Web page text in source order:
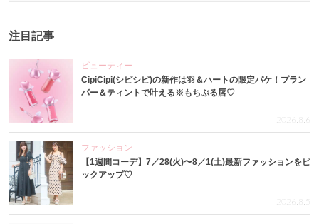
注目記事
ビューティー
CipiCipi(シピシピ)の新作は羽＆ハートの限定パケ！プラン
パー＆ティントで叶える※もちぷる唇♡
2026.8.6
ファッション
【1週間コーデ】7／28(火)〜8／1(土)最新ファッションをピ
ックアップ♡
2026.8.5